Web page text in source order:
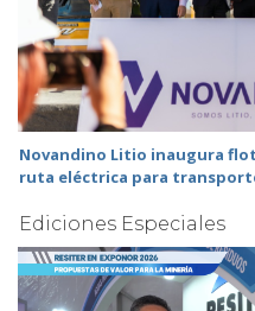
Novandino Litio inaugura
ruta eléctrica para
Ediciones Especiales